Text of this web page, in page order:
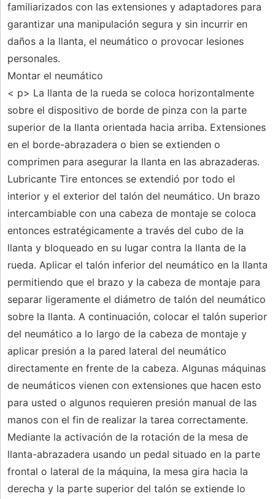
familiarizados con las extensiones y adaptadores para
garantizar una manipulación segura y sin incurrir en
daños a la llanta, el neumático o provocar lesiones
personales.
Montar el neumático
< p> La llanta de la rueda se coloca horizontalmente
sobre el dispositivo de borde de pinza con la parte
superior de la llanta orientada hacia arriba. Extensiones
en el borde-abrazadera o bien se extienden o
comprimen para asegurar la llanta en las abrazaderas.
Lubricante Tire entonces se extendió por todo el
interior y el exterior del talón del neumático. Un brazo
intercambiable con una cabeza de montaje se coloca
entonces estratégicamente a través del cubo de la
llanta y bloqueado en su lugar contra la llanta de la
rueda. Aplicar el talón inferior del neumático en la llanta
permitiendo que el brazo y la cabeza de montaje para
separar ligeramente el diámetro de talón del neumático
sobre la llanta. A continuación, colocar el talón superior
del neumático a lo largo de la cabeza de montaje y
aplicar presión a la pared lateral del neumático
directamente en frente de la cabeza. Algunas máquinas
de neumáticos vienen con extensiones que hacen esto
para usted o algunos requieren presión manual de las
manos con el fin de realizar la tarea correctamente.
Mediante la activación de la rotación de la mesa de
llanta-abrazadera usando un pedal situado en la parte
frontal o lateral de la máquina, la mesa gira hacia la
derecha y la parte superior del talón se extiende lo